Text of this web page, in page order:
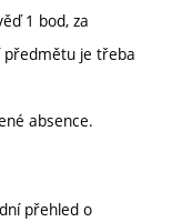
1 bod, za
předmětu je třeba
absence.
přehled o